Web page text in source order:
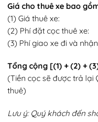
Giá cho thuê xe bao
(1) Giá thuê xe:
(2) Phí đặt cọc thuê xe:
(3) Phí giao xe đi và
Tổng cộng [(1) + (2) +
(Tiền cọc sẽ được trả lại
thuê)
Lưu ý: Quý khách đến